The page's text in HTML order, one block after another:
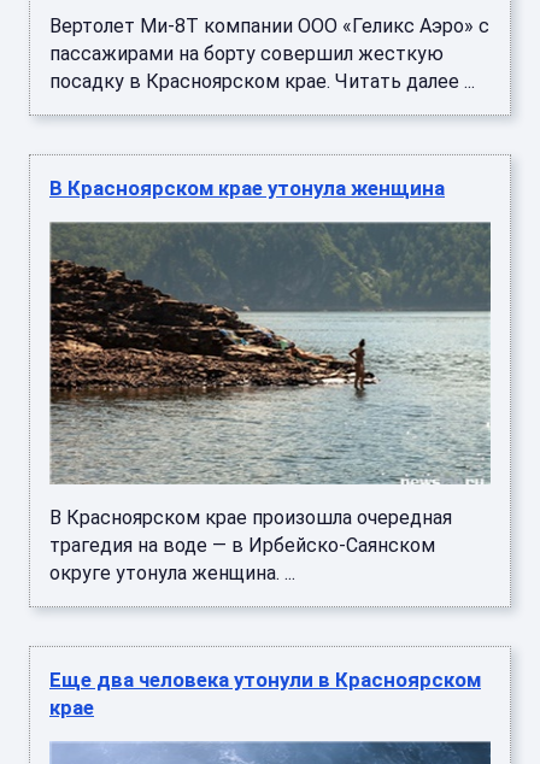
Вертолет Ми-8Т компании ООО «Геликс Аэро» с
пассажирами на борту совершил жесткую
посадку в Красноярском крае. Читать далее ...
В Красноярском крае утонула женщина
В Красноярском крае произошла очередная
трагедия на воде — в Ирбейско-Саянском
округе утонула женщина. ...
Еще два человека утонули в Красноярском
крае